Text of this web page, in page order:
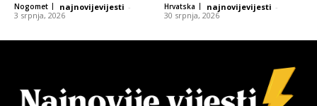
Nogomet najnovijevijesti -
3 srpnja, 2026
Hrvatska najnovijevijesti -
30 srpnja, 2026